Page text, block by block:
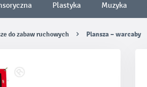
Plastyka Muzyka
do zabaw ruchowych Plansza – warcaby